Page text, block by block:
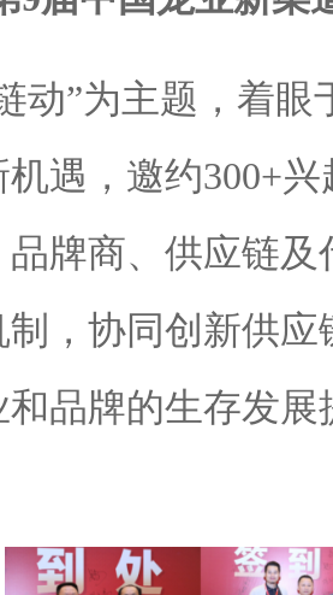
动”为主题，着
遇，邀约300+
牌商、供应链
，协同创新供
品牌的生存发